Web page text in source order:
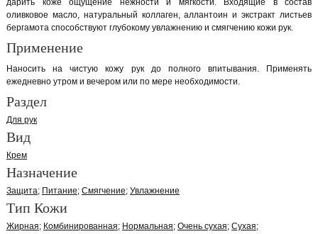
дарить коже ощущение нежности и мягкости. Входящие в состав
оливковое масло, натуральный коллаген, аллантоин и экстракт листьев
бергамота способствуют глубокому увлажнению и смягчению кожи рук.
Применение
Наносить на чистую кожу рук до полного впитывания. Применять
ежедневно утром и вечером или по мере необходимости.
Раздел
Для рук
Вид
Крем
Назначение
Защита Питание Смягчение Увлажнение
Тип Кожи
Жирная Комбинированная Нормальная Очень сухая Сухая